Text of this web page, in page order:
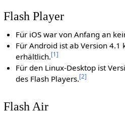
Flash Player
Für iOS war von Anfang an
Für Android ist ab Version 4.1
erhältlich.[1]
Für den Linux-Desktop ist
des Flash Players.[2]
Flash Air